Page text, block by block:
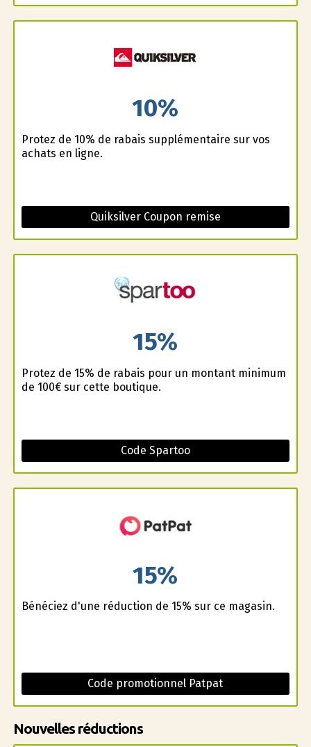
10%
Profitez de 10% de rabais supplémentaire sur vos
achats en ligne.
Quiksilver Coupon remise
15%
Profitez de 15% de rabais pour un montant minimum
de 100€ sur cette boutique.
Code Spartoo
15%
Bénéficiez d'une réduction de 15% sur ce magasin.
Code promotionnel Patpat
Nouvelles réductions